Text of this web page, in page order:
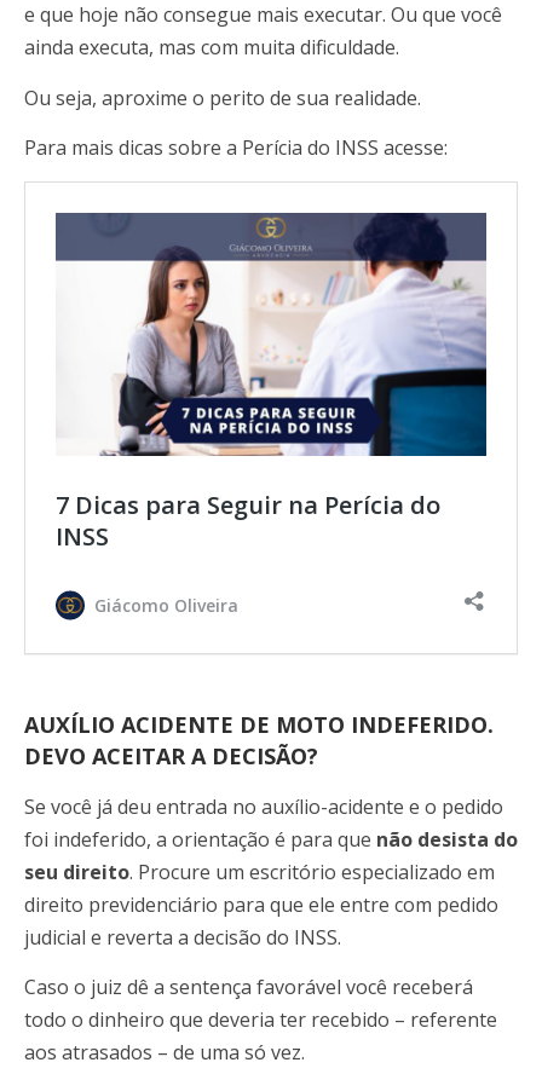
e que hoje não consegue mais executar. Ou que você
ainda executa, mas com muita dificuldade.
Ou seja, aproxime o perito de sua realidade.
Para mais dicas sobre a Perícia do INSS acesse:
7 Dicas para Seguir na Perícia do
INSS
Giácomo Oliveira
AUXÍLIO ACIDENTE DE MOTO INDEFERIDO.
DEVO ACEITAR A DECISÃO?
Se você já deu entrada no auxílio-acidente e o pedido
foi indeferido, a orientação é para que não desista do
seu direito. Procure um escritório especializado em
direito previdenciário para que ele entre com pedido
judicial e reverta a decisão do INSS.
Caso o juiz dê a sentença favorável você receberá
todo o dinheiro que deveria ter recebido – referente
aos atrasados – de uma só vez.